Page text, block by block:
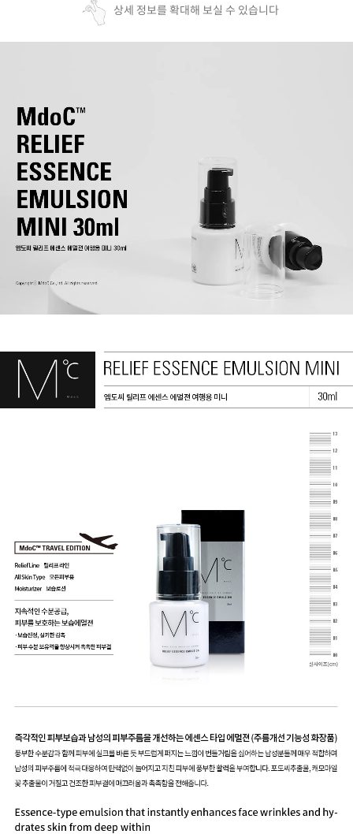
상세 정보를 확대해 보실 수 있습니다